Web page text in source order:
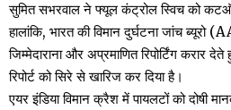
सुमित सभरवाल ने फ्यूल कंट्रोल स्विच को
हालांकि, भारत की विमान दुर्घटना जांच ब्यूरो
जिम्मेदाराना और अप्रमाणित रिपोर्टिंग करार
रिपोर्ट को सिरे से खारिज कर दिया है।
एयर इंडिया विमान क्रैश में पायलटों को दोषी